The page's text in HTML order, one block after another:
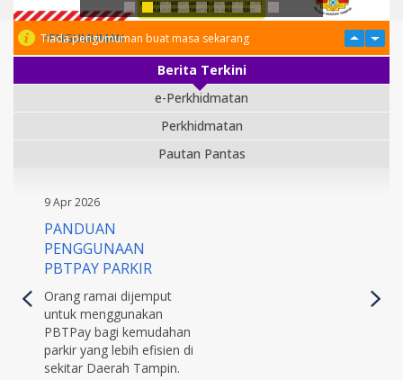
PENGUMUMAN
Tiada pengumuman buat masa sekarang
Berita Terkini
e-Perkhidmatan
Perkhidmatan
Pautan Pantas
9 Apr 2026
PANDUAN
PENGGUNAAN
PBTPAY PARKIR
Orang ramai dijemput
untuk menggunakan
PBTPay bagi kemudahan
parkir yang lebih efisien di
sekitar Daerah Tampin.